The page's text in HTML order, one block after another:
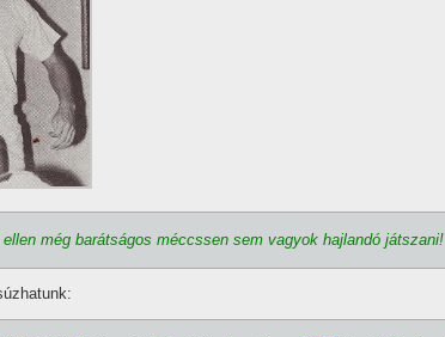
még barátságos méccssen sem vagyok hajlandó játszani!